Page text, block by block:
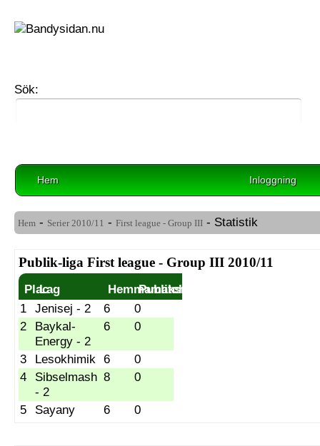
Sök:
Hem Inloggning
Hem - Serier 2010/11 - First league - Group III - Statistik
Publik-liga First league - Group III 2010/11
PlacLag Hemmamatch
Publiksnitt
1
Jenisej - 2 6
0
2
Baykal-
Energy - 2
6 0
3 Lesokhimik 6
0
4
Sibselmash
- 2
8 0
5 Sayany 6 0